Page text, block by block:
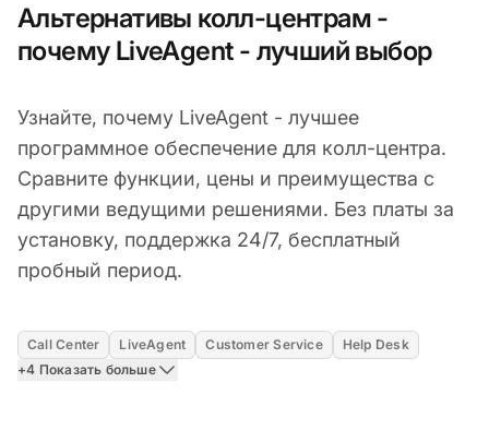
Альтернативы колл-центрам -
почему LiveAgent - лучший выбор
Узнайте, почему LiveAgent - лучшее
программное обеспечение для колл-центра.
Сравните функции, цены и преимущества с
другими ведущими решениями. Без платы за
установку, поддержка 24/7, бесплатный
пробный период.
Call Center LiveAgent Customer Service
Help Desk
+4 Показать больше